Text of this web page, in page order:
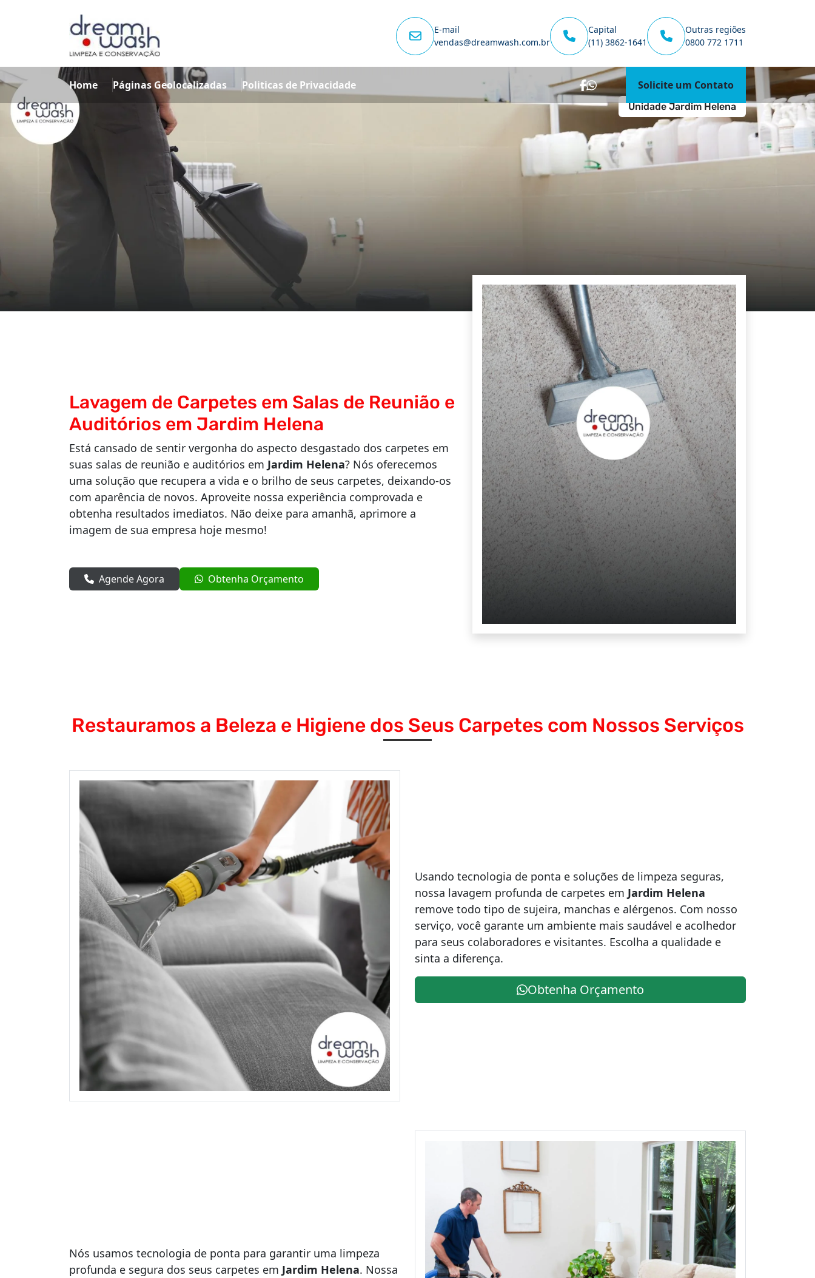
E-mail
vendas@dreamwash.com.br
Capital
(11) 3862-1641
Outras regiões
0800 772 1711
Home Páginas Geolocalizadas Politicas de Privacidade Solicite um Contato
Unidade Jardim Helena
Lavagem de Carpetes em Salas de Reunião e
Auditórios em Jardim Helena
Está cansado de sentir vergonha do aspecto desgastado dos carpetes em
suas salas de reunião e auditórios em Jardim Helena? Nós oferecemos
uma solução que recupera a vida e o brilho de seus carpetes, deixando-os
com aparência de novos. Aproveite nossa experiência comprovada e
obtenha resultados imediatos. Não deixe para amanhã, aprimore a
imagem de sua empresa hoje mesmo!
Agende Agora Obtenha Orçamento
Restauramos a Beleza e Higiene dos Seus Carpetes com Nossos Serviços
Usando tecnologia de ponta e soluções de limpeza seguras,
nossa lavagem profunda de carpetes em Jardim Helena
remove todo tipo de sujeira, manchas e alérgenos. Com nosso
serviço, você garante um ambiente mais saudável e acolhedor
para seus colaboradores e visitantes. Escolha a qualidade e
sinta a diferença.
Obtenha Orçamento
Nós usamos tecnologia de ponta para garantir uma limpeza
profunda e segura dos seus carpetes em Jardim Helena. Nossa